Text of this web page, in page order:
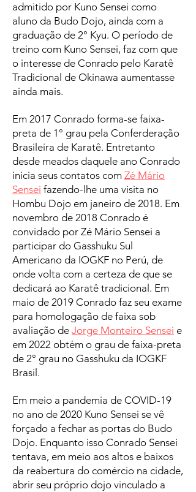
admitido por Kuno Sensei como
aluno da Budo Dojo, ainda com a
graduação de 2° Kyu. O período de
treino com Kuno Sensei, faz com que
o interesse de Conrado pelo Karatê
Tradicional de Okinawa aumentasse
ainda mais.
Em 2017 Conrado forma-se faixa-
preta de 1° grau pela Conferderação
Brasileira de Karatê. Entretanto
desde meados daquele ano Conrado
inicia seus contatos com Zé Mário
Sensei fazendo-lhe uma visita no
Hombu Dojo em janeiro de 2018. Em
novembro de 2018 Conrado é
convidado por Zé Mário Sensei a
participar do Gasshuku Sul
Americano da IOGKF no Perú, de
onde volta com a certeza de que se
dedicará ao Karatê tradicional. Em
maio de 2019 Conrado faz seu exame
para homologação de faixa sob
avaliação de Jorge Monteiro Sensei e
em 2022 obtém o grau de faixa-preta
de 2° grau no Gasshuku da IOGKF
Brasil.
Em meio a pandemia de COVID-19
no ano de 2020 Kuno Sensei se vê
forçado a fechar as portas do Budo
Dojo. Enquanto isso Conrado Sensei
tentava, em meio aos altos e baixos
da reabertura do comércio na cidade,
abrir seu próprio dojo vinculado a